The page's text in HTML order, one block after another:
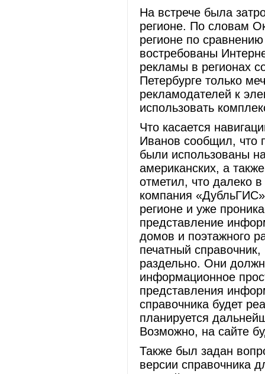
На встрече была
регионе. По словам
регионе по
востребованы
рекламы в регионах
Петербурге только
рекламодателей к
использовать
Что касается
Иванов сообщил, что
были использованы
американских, а
отметил, что далеко
компания
регионе и уже
представление
домов и поэтажного
печатный
раздельно. Они
информационное
представления
справочника будет
планируется
Возможно, на сайте
Также был задан
версии справочника